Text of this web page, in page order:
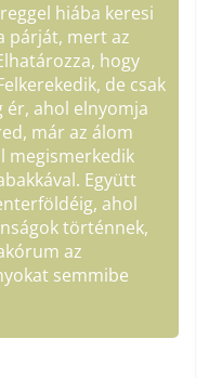
hiába keresi
párját, mert az
hogy
de csak
ér, ahol elnyomja
már az álom
megismerkedik
Együtt
ahol
történnek,
az
semmibe